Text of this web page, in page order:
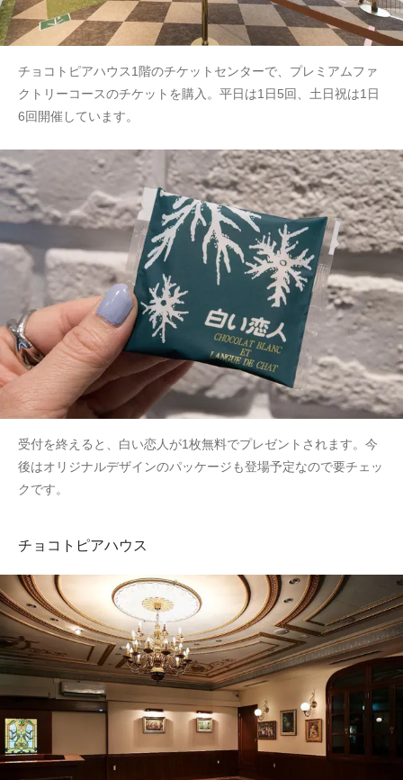
チョコトピアハウス1階のチケットセンターで、プレミアムファ
クトリーコースのチケットを購入。平日は1日5回、土日祝は1日
6回開催しています。
受付を終えると、白い恋人が1枚無料でプレゼントされます。今
後はオリジナルデザインのパッケージも登場予定なので要チェッ
クです。
チョコトピアハウス